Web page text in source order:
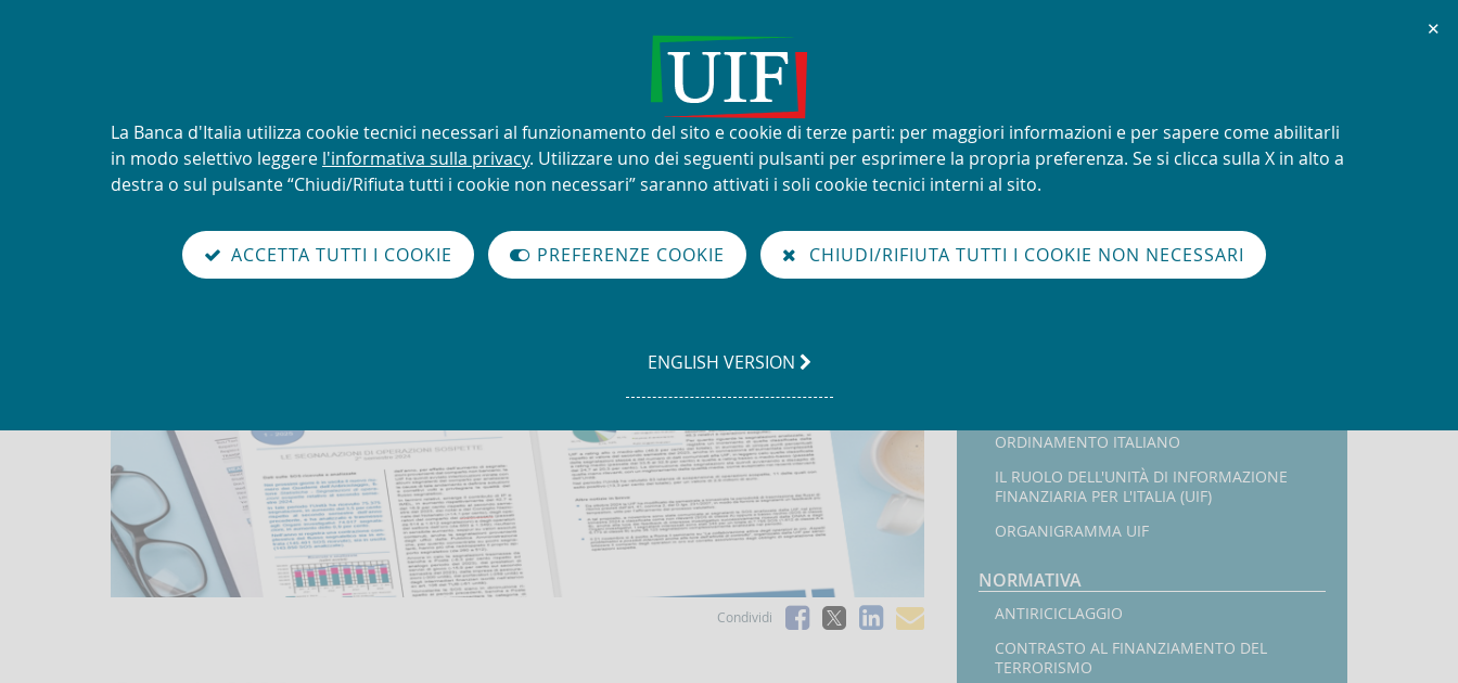
Tentativi di truffa con utilizzo improprio del nome e del
Torna
Unità di Informazione Finanziaria per l'Italia
sei qui: Newsletter n. 1 - 2026. Le segnalazioni di operazioni sospette nel 2025
Newsletter n. 1 - 2026. Le segnalazioni di operazioni
english
Condividi
FacebookLinkedIn
e-
Newsletter
Le
segnalazioni
sospette
nel
ORDINAMENTO ITALIANO
IL RUOLO DELL'UNITÀ DI INFORMAZIONE
FINANZIARIA PER L'ITALIA (UIF)
ORGANIGRAMMA UIF
NORMATIVA
ANTIRICICLAGGIO
CONTRASTO AL FINANZIAMENTO DEL
TERRORISMO
✕
Informativa
sui
cookie:
La Banca d'Italia utilizza cookie tecnici necessari al funzionamento del sito e cookie di terze parti: per maggiori informazioni e per sapere come abilitarli
in modo selettivo leggere l'informativa sulla privacy. Utilizzare uno dei seguenti pulsanti per esprimere la propria preferenza. Se si clicca sulla X in alto a
destra o sul pulsante “Chiudi/Rifiuta tutti i cookie non necessari” saranno attivati i soli cookie tecnici interni al sito.
ACCETTA TUTTI I COOKIE PREFERENZE COOKIE CHIUDI/RIFIUTA TUTTI I COOKIE NON NECESSARI
GO
ENGLISH VERSION